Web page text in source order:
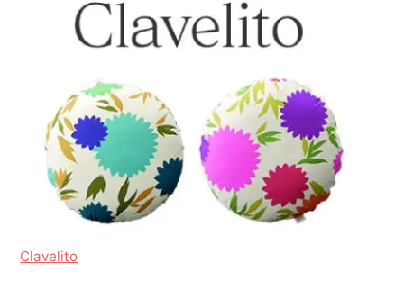
Clavelito